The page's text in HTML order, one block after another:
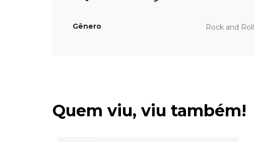
Gênero Rock and Roll
Quem viu, viu também!